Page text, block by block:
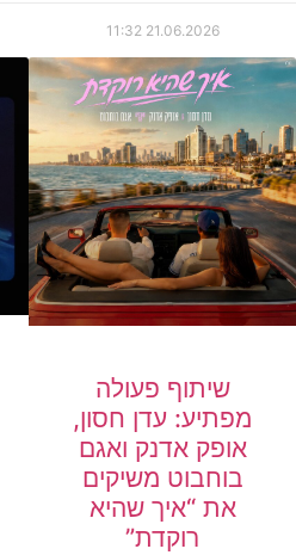
21.06.2026
11:32
שיתוף פעולה
מפתיע: עדן חסון,
אופק אדנק ואגם
בוחבוט משיקים
את “איך שהיא
רוקדת”